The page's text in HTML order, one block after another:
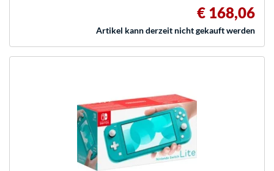
€ 168,06
Artikel kann derzeit nicht gekauft werden